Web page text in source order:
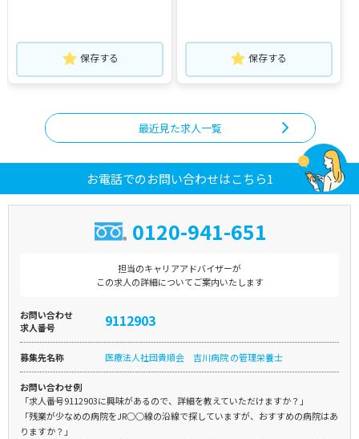
保存する 保存する
最近見た求人一覧
お電話でのお問い合わせはこちら1
0120-941-651
担当のキャリアアドバイザーが
この求人の詳細についてご案内いたします
お問い合わせ
求人番号
9112903
募集先名称 医療法人社団貴順会 吉川病院 の管理栄養士
お問い合わせ例
「求人番号9112903に興味があるので、詳細を教えていただけますか？」
「残業が少なめの病院をJR○○線の沿線で探していますが、おすすめの病院はあ
りますか？」